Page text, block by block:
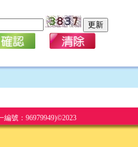
號：96979949)©2023